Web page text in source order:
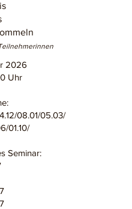
2026
Uhr
4.12/08.01/05.03/
01.10/
Seminar: